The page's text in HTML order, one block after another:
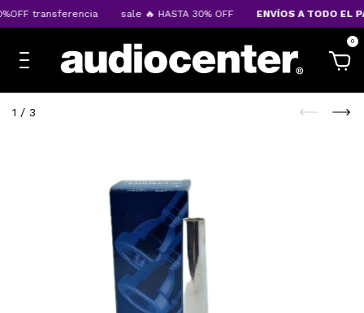
transferencia sale 🔥 HASTA 30% OFF ENVÍOS A TODO EL
0
1 / 3